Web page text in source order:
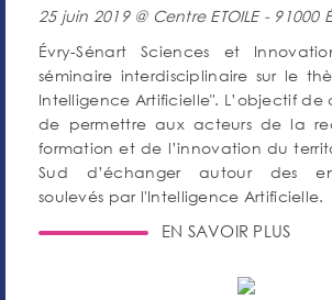
25 juin 2019 @ Centre ETOILE - 91000
Évry-Sénart Sciences et
séminaire interdisciplinaire sur le
Intelligence Artificielle". L’objectif de
de permettre aux acteurs de la
formation et de l’innovation du
Sud d’échanger autour des
soulevés par l'Intelligence Artificielle.
EN SAVOIR PLUS